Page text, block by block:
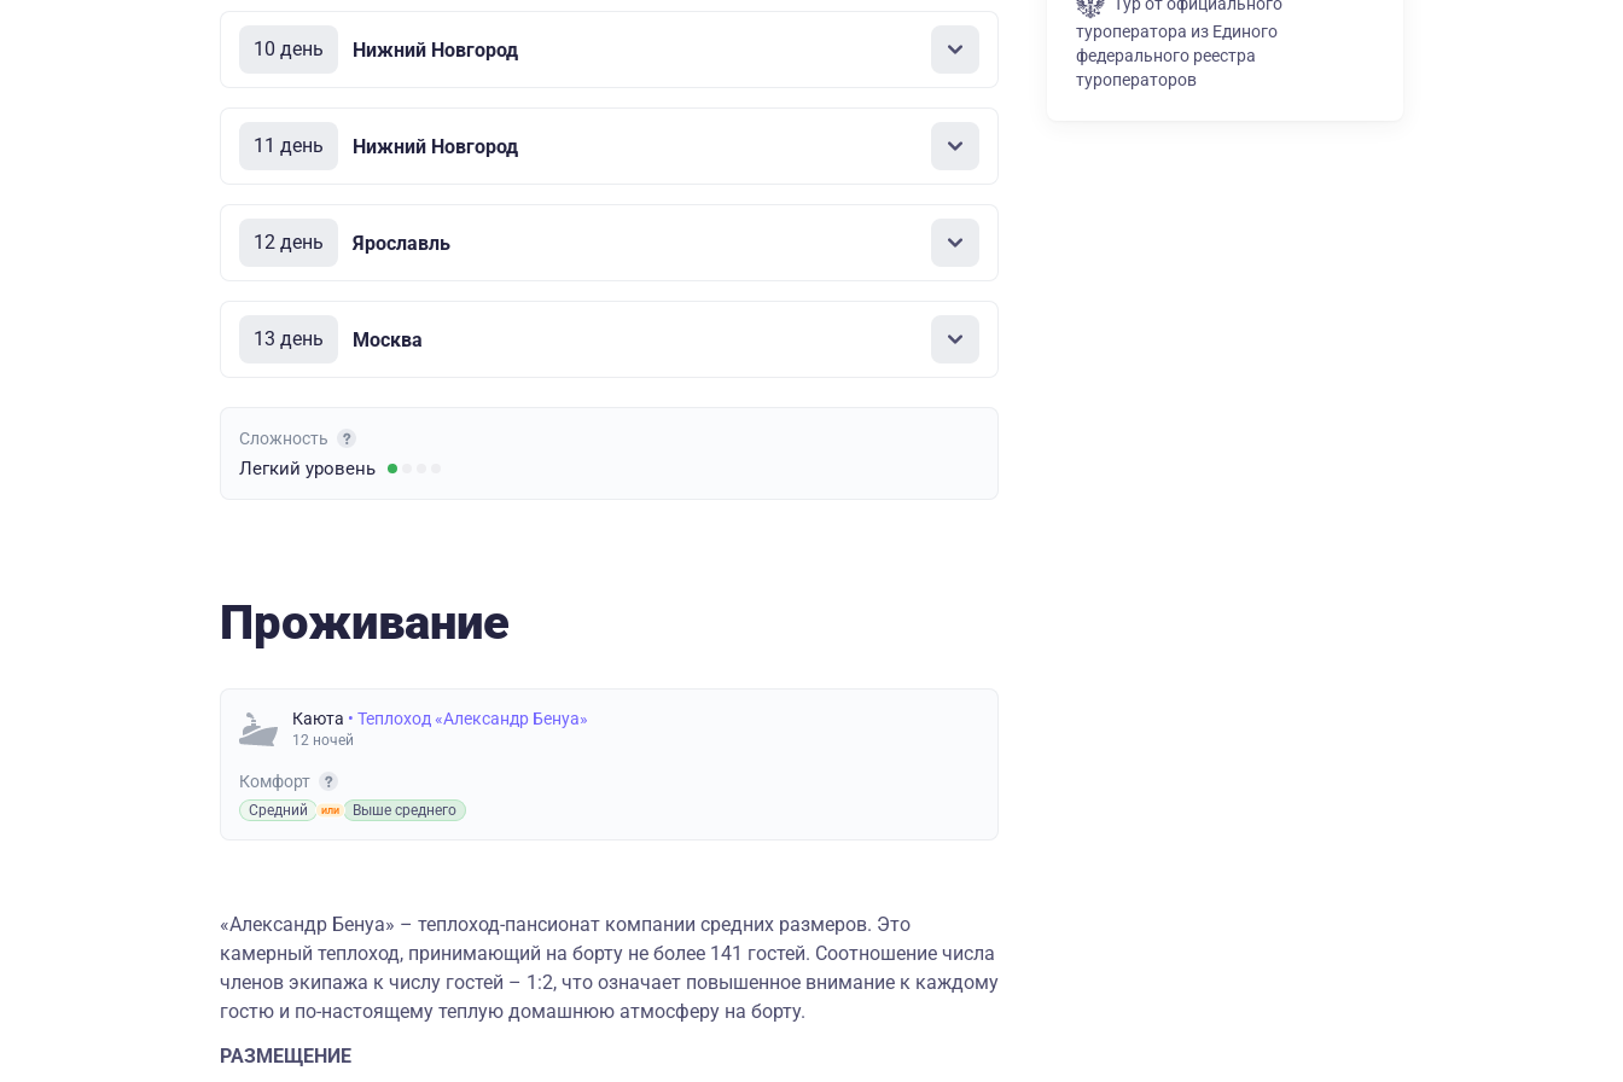
10 день Нижний Новгород
11 день Нижний Новгород
12 день Ярославль
13 день Москва
Сложность
Легкий уровень
Проживание
Каюта • Теплоход «Александр Бенуа»
12 ночей
Комфорт
Средний Выше среднего
«Александр Бенуа» – теплоход-пансионат компании средних размеров. Это
камерный теплоход, принимающий на борту не более 141 гостей. Соотношение числа
членов экипажа к числу гостей – 1:2, что означает повышенное внимание к каждому
гостю и по-настоящему теплую домашнюю атмосферу на борту.
РАЗМЕЩЕНИЕ
туроператора из Единого
федерального реестра
туроператоров